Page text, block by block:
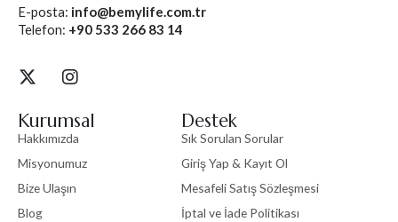
E-posta: info@bemylife.com.tr
Telefon: +90 533 266 83 14
Kurumsal
Hakkımızda
Misyonumuz
Bize Ulaşın
Blog
Destek
Sık Sorulan Sorular
Giriş Yap & Kayıt Ol
Mesafeli Satış Sözleşmesi
İptal ve İade Politikası